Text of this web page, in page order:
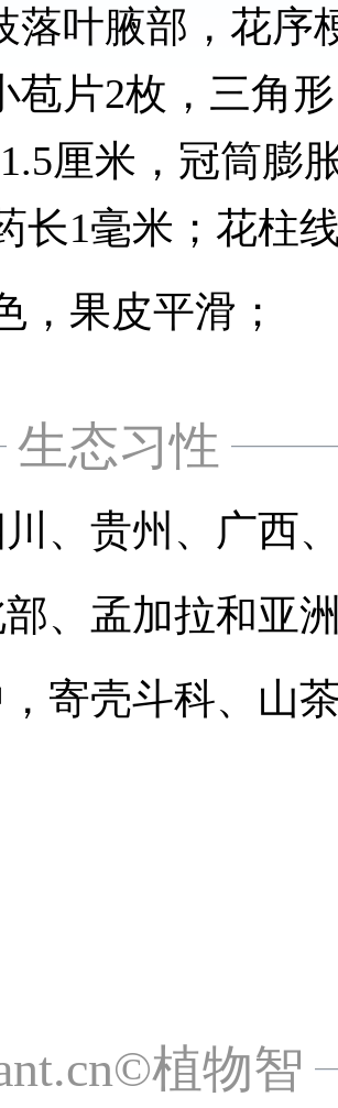
叶腋部，花序
片2枚，三角
厘米，冠筒膨
1毫米；花柱
，果皮平滑；
生态习性
、贵州、广西
、孟加拉和亚
寄壳斗科、山
植物智